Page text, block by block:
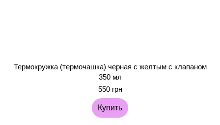
Термокружка (термочашка) черная с желтым с клапаном
350 мл
550 грн
Купить